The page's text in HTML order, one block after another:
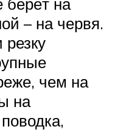
– на червя.
чем на
на